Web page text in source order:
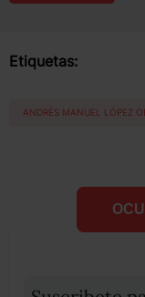
Etiquetas:
ANDRÉS MANUEL LÓPEZ